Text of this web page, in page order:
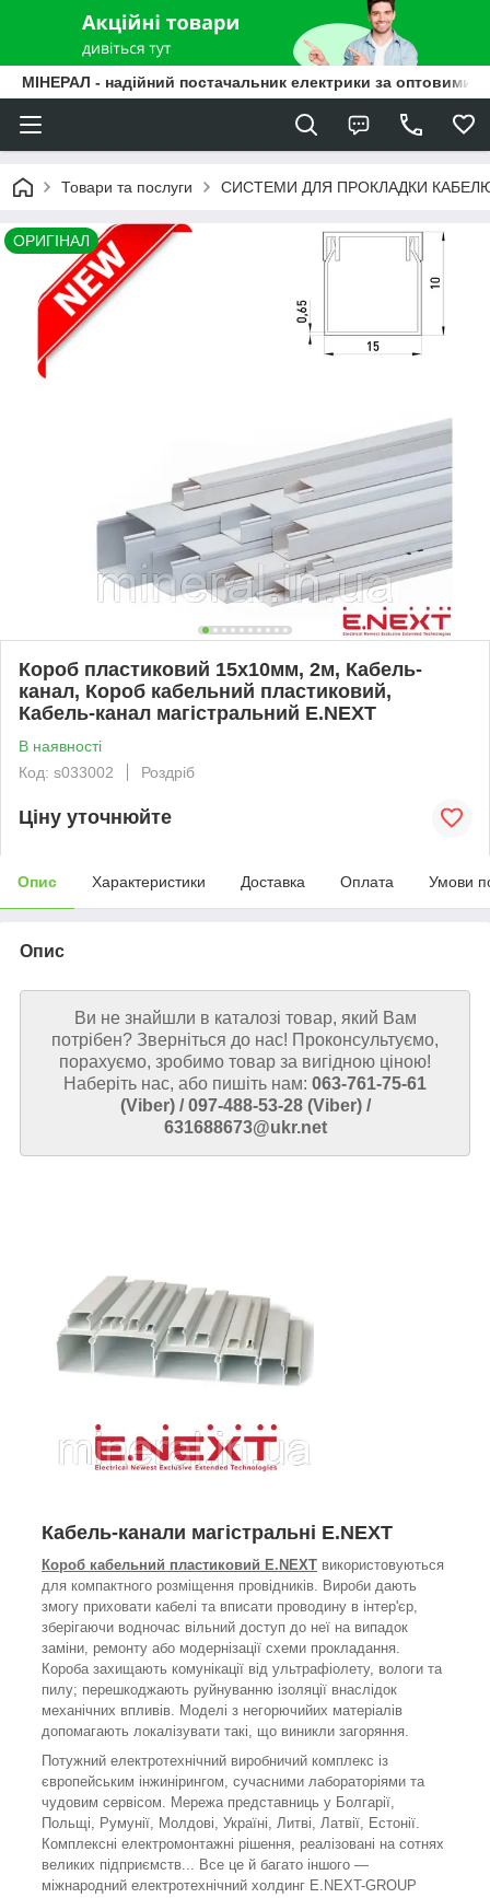
МІНЕРАЛ - надійний постачальник електрики за оптовими
Товари та послуги СИСТЕМИ ДЛЯ ПРОКЛАДКИ
ОРИГІНАЛ
Короб пластиковий 15х10мм, 2м, Кабель-
канал, Короб кабельний пластиковий,
Кабель-канал магістральний E.NEXT
В наявності
Код: s033002
Роздріб
Ціну уточнюйте
Опис Характеристики Доставка Оплата Умови
Опис
Ви не знайшли в каталозі товар, який Вам
потрібен? Зверніться до нас! Проконсультуємо,
порахуємо, зробимо товар за вигідною ціною!
Наберіть нас, або пишіть нам: 063-761-75-61
(Viber) / 097-488-53-28 (Viber) /
631688673@ukr.net
Кабель-канали магістральні E.NEXT
Короб кабельний пластиковий E.NEXT використовуються
для компактного розміщення провідників. Вироби дають
змогу приховати кабелі та вписати проводину в інтер'єр,
зберігаючи водночас вільний доступ до неї на випадок
заміни, ремонту або модернізації схеми прокладання.
Короба захищають комунікації від ультрафіолету, вологи та
пилу; перешкоджають руйнуванню ізоляції внаслідок
механічних впливів. Моделі з негорючийих матеріалів
допомагають локалізувати такі, що виникли загоряння.
Потужний електротехнічний виробничий комплекс із
європейським інжинірингом, сучасними лабораторіями та
чудовим сервісом. Мережа представниць у Болгарії,
Польщі, Румунії, Молдові, Україні, Литві, Латвії, Естонії.
Комплексні електромонтажні рішення, реалізовані на сотнях
великих підприємств... Все це й багато іншого —
міжнародний електротехнічний холдинг E.NEXT-GROUP